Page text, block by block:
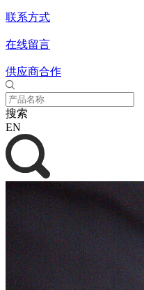
联系方式
在线留言
供应商合作
搜索
EN